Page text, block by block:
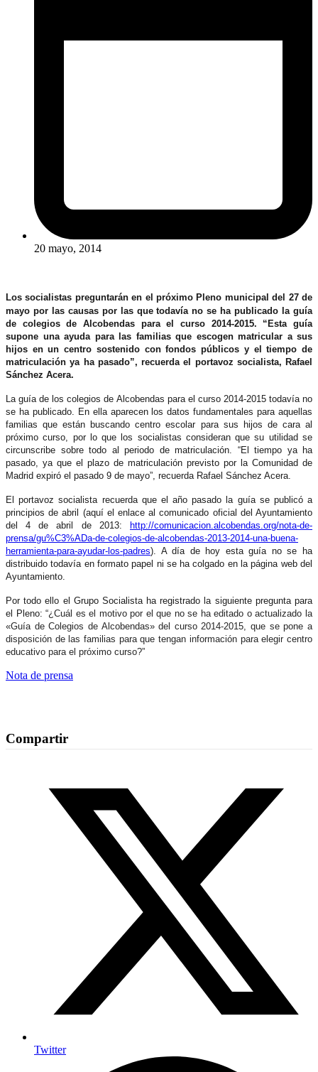
20 mayo, 2014
Los socialistas preguntarán en el próximo Pleno municipal del 27 de
mayo por las causas por las que todavía no se ha publicado la guía
de colegios de Alcobendas para el curso 2014-2015. “Esta guía
supone una ayuda para las familias que escogen matricular a sus
hijos en un centro sostenido con fondos públicos y el tiempo de
matriculación ya ha pasado”, recuerda el portavoz socialista, Rafael
Sánchez Acera.
La guía de los colegios de Alcobendas para el curso 2014-2015 todavía no
se ha publicado. En ella aparecen los datos fundamentales para aquellas
familias que están buscando centro escolar para sus hijos de cara al
próximo curso, por lo que los socialistas consideran que su utilidad se
circunscribe sobre todo al periodo de matriculación. “El tiempo ya ha
pasado, ya que el plazo de matriculación previsto por la Comunidad de
Madrid expiró el pasado 9 de mayo”, recuerda Rafael Sánchez Acera.
El portavoz socialista recuerda que el año pasado la guía se publicó a
principios de abril (aquí el enlace al comunicado oficial del Ayuntamiento
del 4 de abril de 2013:
http://comunicacion.alcobendas.org/nota-de-
prensa/gu%C3%ADa-de-colegios-de-alcobendas-2013-2014-una-buena-
herramienta-para-ayudar-los-padres). A día de hoy esta guía no se ha
distribuido todavía en formato papel ni se ha colgado en la página web del
Ayuntamiento.
Por todo ello el Grupo Socialista ha registrado la siguiente pregunta para
el Pleno: “¿Cuál es el motivo por el que no se ha editado o actualizado la
«Guía de Colegios de Alcobendas» del curso 2014-2015, que se pone a
disposición de las familias para que tengan información para elegir centro
educativo para el próximo curso?”
Nota de prensa
Compartir
Twitter